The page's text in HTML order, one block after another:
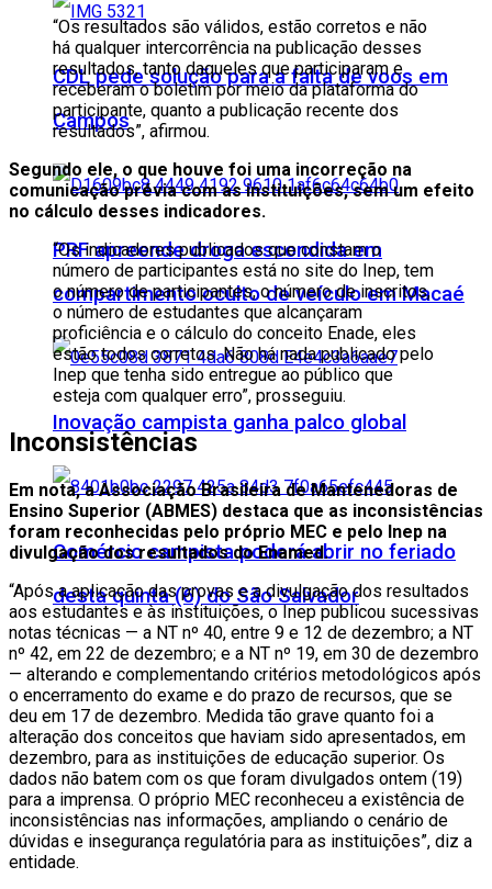
CDL pede solução para a falta de voos em
Campos
PRF apreende droga escondida em
compartimento oculto de veículo em Macaé
Inovação campista ganha palco global
Comércio campista poderá abrir no feriado
desta quinta (6) do São Salvador
“Os resultados são válidos, estão corretos e não
há qualquer intercorrência na publicação desses
resultados, tanto daqueles que participaram e
receberam o boletim por meio da plataforma do
participante, quanto a publicação recente dos
resultados”, afirmou.
Segundo ele, o que houve foi uma incorreção na
comunicação prévia com as instituições, sem um efeito
no cálculo desses indicadores.
“Os indicadores publicados que constam o
número de participantes está no site do Inep, tem
o número de participantes, o número de inscritos,
o número de estudantes que alcançaram
proficiência e o cálculo do conceito Enade, eles
estão todos corretos. Não há nada publicado pelo
Inep que tenha sido entregue ao público que
esteja com qualquer erro”, prosseguiu.
Inconsistências
Em nota, a Associação Brasileira de Mantenedoras de
Ensino Superior (ABMES) destaca que as inconsistências
foram reconhecidas pelo próprio MEC e pelo Inep na
divulgação dos resultados do Enamed.
“Após a aplicação das provas e a divulgação dos resultados
aos estudantes e às instituições, o Inep publicou sucessivas
notas técnicas — a NT nº 40, entre 9 e 12 de dezembro; a NT
nº 42, em 22 de dezembro; e a NT nº 19, em 30 de dezembro
— alterando e complementando critérios metodológicos após
o encerramento do exame e do prazo de recursos, que se
deu em 17 de dezembro. Medida tão grave quanto foi a
alteração dos conceitos que haviam sido apresentados, em
dezembro, para as instituições de educação superior. Os
dados não batem com os que foram divulgados ontem (19)
para a imprensa. O próprio MEC reconheceu a existência de
inconsistências nas informações, ampliando o cenário de
dúvidas e insegurança regulatória para as instituições”, diz a
entidade.